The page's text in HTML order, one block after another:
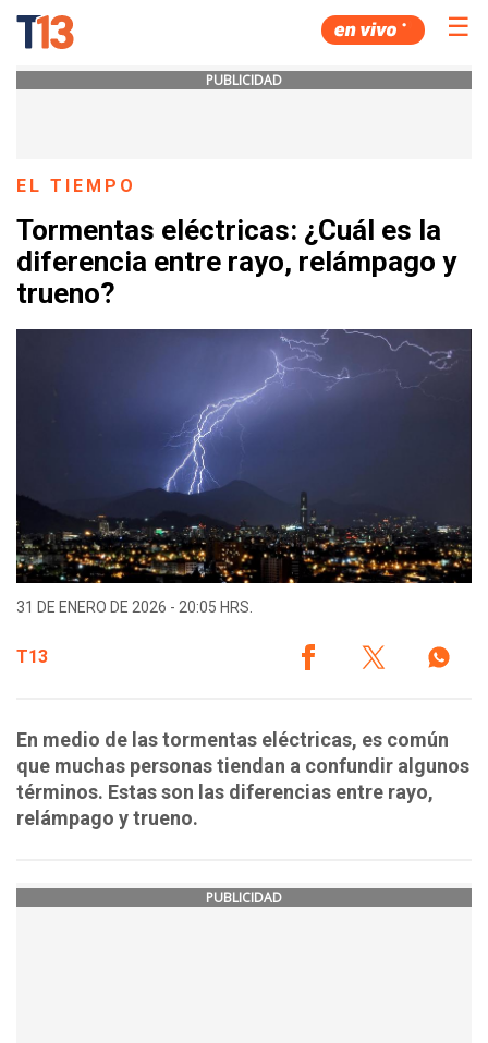
☰
PUBLICIDAD
EL TIEMPO
Tormentas eléctricas: ¿Cuál es la
diferencia entre rayo, relámpago y
trueno?
31 DE ENERO DE 2026 - 20:05 HRS.
T13
En medio de las tormentas eléctricas, es común
que muchas personas tiendan a confundir algunos
términos. Estas son las diferencias entre rayo,
relámpago y trueno.
PUBLICIDAD